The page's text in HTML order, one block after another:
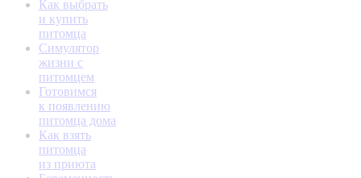
Как выбрать
и купить
питомца
Симулятор
жизни с
питомцем
Готовимся
к появлению
питомца дома
Как взять
питомца
из приюта